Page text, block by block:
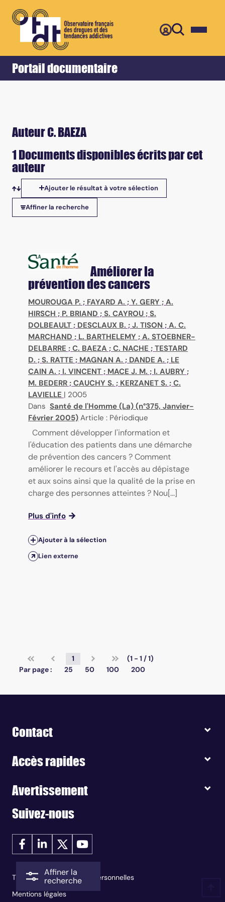
Affiner la
recherche
Portail documentaire
Accueil Retour
Auteur C. BAEZA
1 Documents disponibles écrits par cet
auteur
Tris disponibles
Ajouter le résultat à votre sélection
Affiner la recherche
Améliorer la
prévention des cancers
MOUROUGA P. ; FAYARD A. ; Y. GERY ; A.
HIRSCH ; P. BRIAND ; S. CAYROU ; S.
DOLBEAULT ; DESCLAUX B. ; J. TISON ; A. C.
MARCHAND ; L. BARTHELEMY ; A. STOEBNER-
DELBARRE ; C. BAEZA ; C. NACHE ; TESTARD
D. ; S. RATTE ; MAGNAN A. ; DANDE A. ; LE
CAIN A. ; I. VINCENT ; MACE J. M. ; I. AUBRY ;
M. BEDERR ; CAUCHY S. ; KERZANET S. ; C.
LAVIELLE | 2005
Dans Santé de l'Homme (La) (n°375, Janvier-
Février 2005) Article : Périodique
Comment développer l'information et
l'éducation des patients dans une démarche
de prévention des cancers ? Comment
améliorer le recours et l'accès au dépistage
et aux soins ainsi que la qualité de la prise en
charge des personnes atteintes ? Nou[...]
Plus d'info
Ajouter à la sélection
Lien externe
1
(1 - 1 / 1)
Par page :
25 50 100 200
Contact
Accès rapides
Avertissement
Suivez-nous
Traitement des données personnelles
Mentions légales